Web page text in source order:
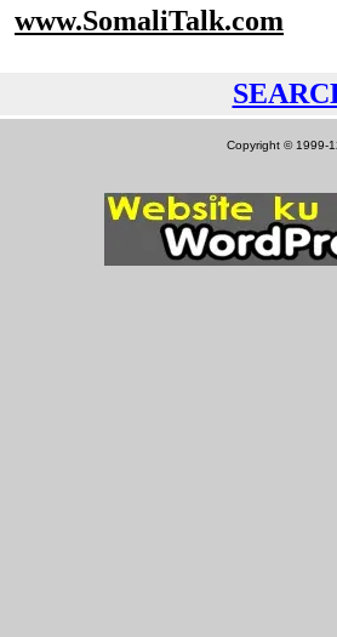
www.SomaliTalk.com
Copyright © 1999-